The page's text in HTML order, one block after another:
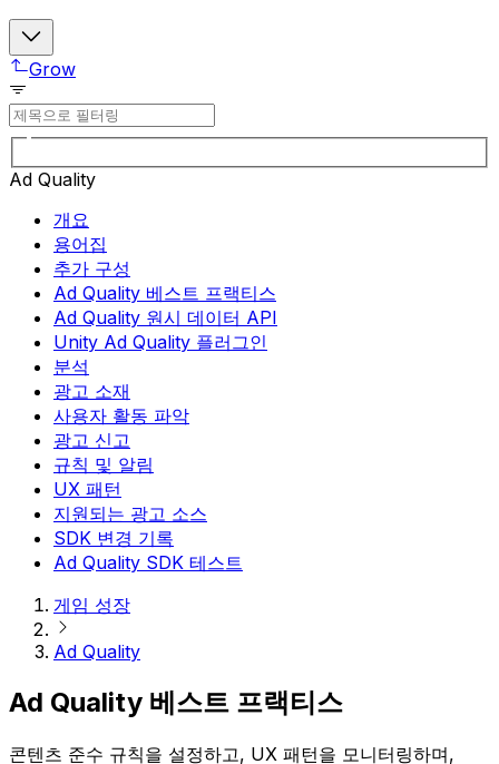
Grow
Ad Quality
개요
용어집
추가 구성
Ad Quality 베스트 프랙티스
Ad Quality 원시 데이터 API
Unity Ad Quality 플러그인
분석
광고 소재
사용자 활동 파악
광고 신고
규칙 및 알림
UX 패턴
지원되는 광고 소스
SDK 변경 기록
Ad Quality SDK 테스트
게임 성장
Ad Quality
Ad Quality 베스트 프랙티스
콘텐츠 준수 규칙을 설정하고, UX 패턴을 모니터링하며,